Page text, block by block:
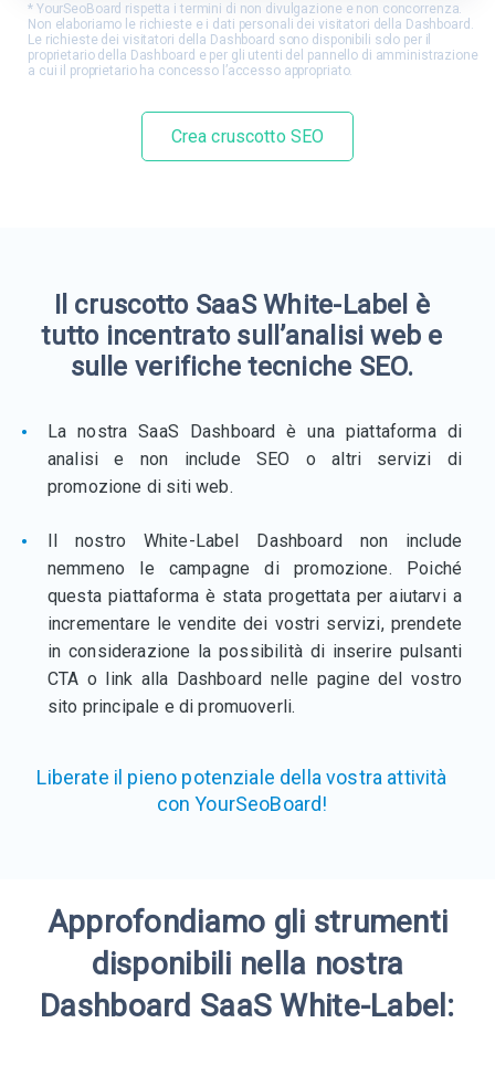
* YourSeoBoard rispetta i termini di non divulgazione e non concorrenza.
Non elaboriamo le richieste e i dati personali dei visitatori della Dashboard.
Le richieste dei visitatori della Dashboard sono disponibili solo per il
proprietario della Dashboard e per gli utenti del pannello di amministrazione
a cui il proprietario ha concesso l’accesso appropriato.
Crea cruscotto SEO
Il cruscotto SaaS White-Label è
tutto incentrato sull’analisi web e
sulle verifiche tecniche SEO.
La nostra SaaS Dashboard è una piattaforma di
analisi e non include SEO o altri servizi di
promozione di siti web.
Il nostro White-Label Dashboard non include
nemmeno le campagne di promozione. Poiché
questa piattaforma è stata progettata per aiutarvi a
incrementare le vendite dei vostri servizi, prendete
in considerazione la possibilità di inserire pulsanti
CTA o link alla Dashboard nelle pagine del vostro
sito principale e di promuoverli.
Liberate il pieno potenziale della vostra attività
con YourSeoBoard!
Approfondiamo gli strumenti
disponibili nella nostra
Dashboard SaaS White-Label: